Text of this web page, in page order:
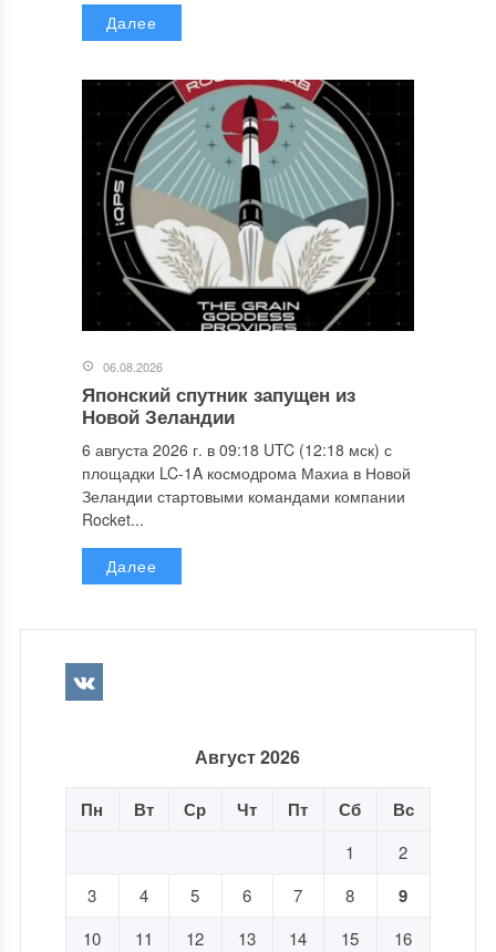
Далее
06.08.2026
Японский спутник запущен из
Новой Зеландии
6 августа 2026 г. в 09:18 UTC (12:18 мск) с
площадки LC-1A космодрома Махиа в Новой
Зеландии стартовыми командами компании
Rocket...
Далее
Август 2026
Пн Вт Ср Чт Пт Сб Вс
1
2
3
4 5 6 7 8 9
10 11 12 13 14 15
16